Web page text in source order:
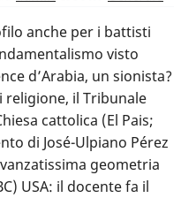
anche per i battisti
visto
d’Arabia, un sionista?
religione, il Tribunale
cattolica (El Pais;
di José-Ulpiano Pérez
geometria
USA: il docente fa il